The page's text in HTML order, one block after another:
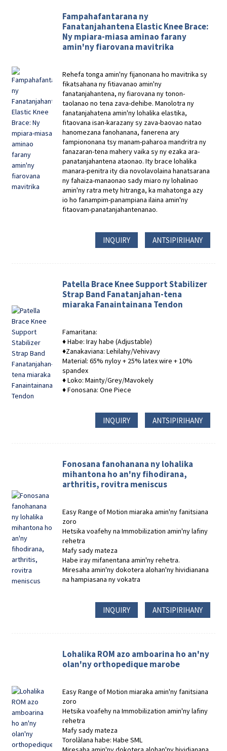
Fampahafantarana ny
Fanatanjahantena Elastic Knee Brace:
Ny mpiara-miasa aminao farany
amin'ny fiarovana mavitrika
Rehefa tonga amin'ny fijanonana ho mavitrika sy
fikatsahana ny fitiavanao amin'ny
fanatanjahantena, ny fiarovana ny tonon-
taolanao no tena zava-dehibe. Manolotra ny
fanatanjahatena amin'ny lohalika elastika,
fitaovana isan-karazany sy zava-baovao natao
hanomezana fanohanana, fanerena ary
fampiononana tsy manam-paharoa mandritra ny
fanazaran-tena mahery vaika sy ny ezaka ara-
panatanjahantena ataonao. Ity brace lohalika
manara-penitra ity dia novolavolaina hanatsarana
ny fahaiza-manaonao sady miaro ny lohalinao
amin'ny ratra mety hitranga, ka mahatonga azy
io ho fanampim-panampiana ilaina amin'ny
fitaovam-panatanjahantenanao.
INQUIRY ANTSIPIRIHANY
Patella Brace Knee Support Stabilizer
Strap Band Fanatanjahan-tena
miaraka Fanaintainana Tendon
Famaritana:
♦ Habe: Iray habe (Adjustable)
♦Zanakaviana: Lehilahy/Vehivavy
Material: 65% nyloy + 25% latex wire + 10%
spandex
♦ Loko: Mainty/Grey/Mavokely
♦ Fonosana: One Piece
INQUIRY ANTSIPIRIHANY
Fonosana fanohanana ny lohalika
mihantona ho an'ny fihodirana,
arthritis, rovitra meniscus
Easy Range of Motion miaraka amin'ny fanitsiana
zoro
Hetsika voafehy na Immobilization amin'ny lafiny
rehetra
Mafy sady mateza
Habe iray mifanentana amin'ny rehetra.
Miresaha amin'ny dokotera alohan'ny hividianana
na hampiasana ny vokatra
INQUIRY ANTSIPIRIHANY
Lohalika ROM azo amboarina ho an'ny
olan'ny orthopedique marobe
Easy Range of Motion miaraka amin'ny fanitsiana
zoro
Hetsika voafehy na Immobilization amin'ny lafiny
rehetra
Mafy sady mateza
Torolàlana habe: Habe SML